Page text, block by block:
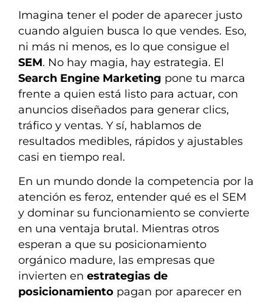
Imagina tener el poder de aparecer justo
cuando alguien busca lo que vendes. Eso,
ni más ni menos, es lo que consigue el
SEM. No hay magia, hay estrategia. El
Search Engine Marketing pone tu marca
frente a quien está listo para actuar, con
anuncios diseñados para generar clics,
tráfico y ventas. Y sí, hablamos de
resultados medibles, rápidos y ajustables
casi en tiempo real.
En un mundo donde la competencia por la
atención es feroz, entender qué es el SEM
y dominar su funcionamiento se convierte
en una ventaja brutal. Mientras otros
esperan a que su posicionamiento
orgánico madure, las empresas que
invierten en estrategias de
posicionamiento pagan por aparecer en